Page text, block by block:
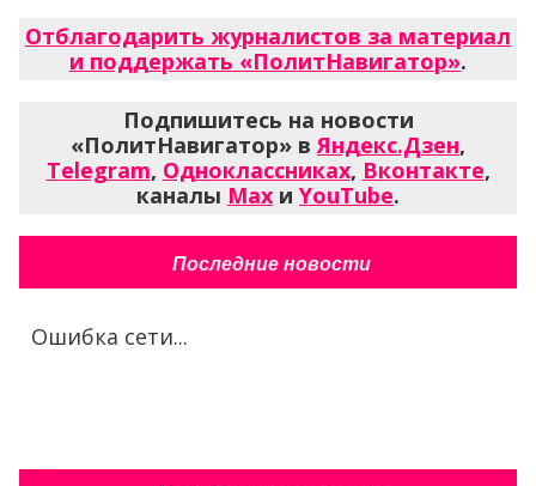
Отблагодарить журналистов за материал
и поддержать «ПолитНавигатор».
Подпишитесь на новости
«ПолитНавигатор» вЯндекс.Дзен,
Telegram, Одноклассниках, Вконтакте,
каналы Max и YouTube.
Последние новости
Ошибка сети...